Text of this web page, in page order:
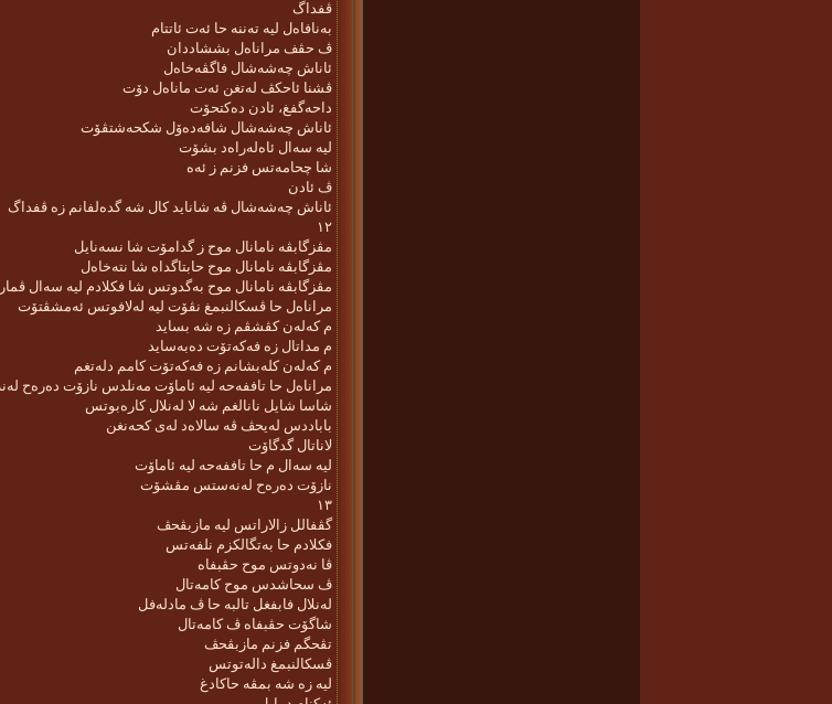
ڤفداگ
بەنافاەل لیە تەننە حا ئەت ئاتتام
ڤ حڤف مراناەل بششاددان
ئاناش چەشەشال فاگڤەخاەل
ڤشنا ئاحکڤ لەتغن ئەت ماناەل دۆت
داحەگفغ، ئادن دەکتحۆت
ئاناش چەشەشال شافەدەۆل شکحەشتڤۆت
لیە سەال ئاەلەراەد بشۆت
شا چحامەتس فزنم ز ئەە
ڤ ئادن
ئاناش چەشەشال ڤە شاناید کال شە گدەلفانم زە ڤفداگ
١٢
مڤزگابڤە نامانال موح ز گدامۆت شا نسەنایل
مڤزگابڤە نامانال موح حابتاگداە شا نتەخاەل
مڤزگابڤە نامانال موح بەگدوتس شا فکلادم لیە سەال
مراناەل حا ڤسکالنبمغ نڤۆت لیە لەلافوتس ئەمشڤتۆت
م کەلەن کڤشڤم زە شە بساید
م مداتال زە فەکەتۆت دەبەساید
م کەلەن کلەبشانم زە فەکەتۆت کامم دلەتغم
مراناەل حا تاففەحە لیە ئاماۆت مەنلدس نازۆت
شاسا شایل نانالغم شە لا لەنلال کارەبوتس
باباددس لەیحڤ ڤە سالاەد لەی کحەنغن
لاناتال گدگاۆت
لیە سەال م حا تاففەحە لیە ئاماۆت
نازۆت دەرەح لەنەستس مڤشۆت
١٣
گڤفالل زالاراتس لیە مازبڤحڤ
فکلادم حا بەتگالکزم نلفەتس
ڤا نەدوتس موح حڤبفاە
ڤ سحاشدس موح کامەتال
لەنلال فابفغل تالبە حا ڤ مادلەفل
شاگۆت حڤبفاە ڤ کامەتال
تڤحگم فزنم مازبڤحڤ
ڤسکالنبمغ دالەتوتس
لیە زە شە بمڤە حاکادغ